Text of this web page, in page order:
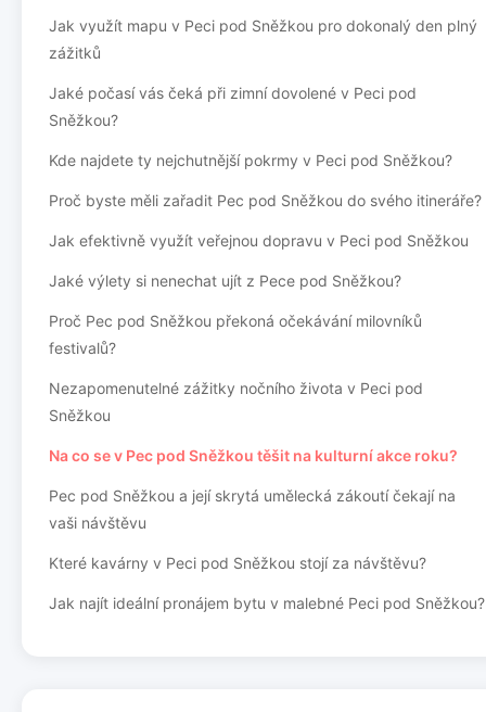
Jak využít mapu v Peci pod Sněžkou pro dokonalý den plný
zážitků
Jaké počasí vás čeká při zimní dovolené v Peci pod
Sněžkou?
Kde najdete ty nejchutnější pokrmy v Peci pod Sněžkou?
Proč byste měli zařadit Pec pod Sněžkou do svého itineráře?
Jak efektivně využít veřejnou dopravu v Peci pod Sněžkou
Jaké výlety si nenechat ujít z Pece pod Sněžkou?
Proč Pec pod Sněžkou překoná očekávání milovníků
festivalů?
Nezapomenutelné zážitky nočního života v Peci pod
Sněžkou
Na co se v Pec pod Sněžkou těšit na kulturní akce roku?
Pec pod Sněžkou a její skrytá umělecká zákoutí čekají na
vaši návštěvu
Které kavárny v Peci pod Sněžkou stojí za návštěvu?
Jak najít ideální pronájem bytu v malebné Peci pod Sněžkou?